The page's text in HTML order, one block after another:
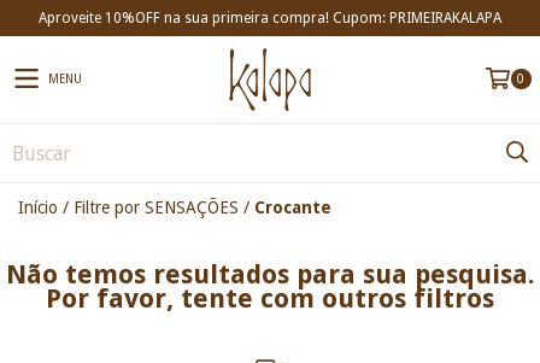
Aproveite 10%OFF na sua primeira compra! Cupom: PRIMEIRAKALAPA
MENU 0
Início / Filtre por SENSAÇÕES / Crocante
Não temos resultados para sua pesquisa.
Por favor, tente com outros filtros